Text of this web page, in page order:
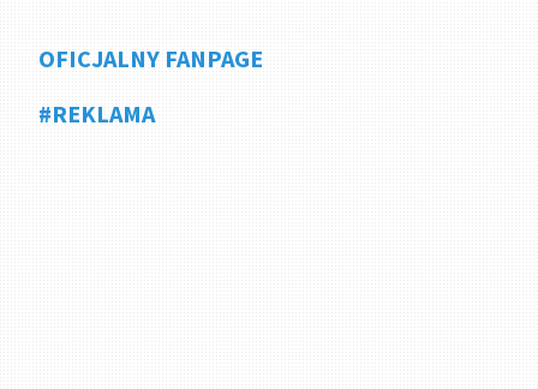
OFICJALNY FANPAGE
#REKLAMA